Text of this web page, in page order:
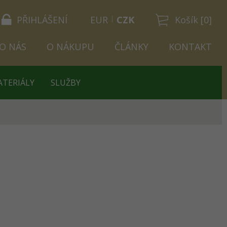
PŘIHLÁŠENÍ Košík [0]
EUR CZK
O NÁS O NÁKUPU ČLÁNKY KONTAKT
SLUŽBY